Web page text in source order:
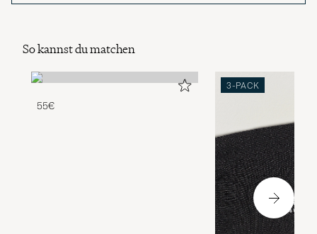
So kannst du matchen
55€
3-PACK